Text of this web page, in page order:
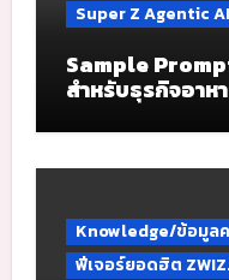
Super Z Agentic AI
Sample
สำหรับธุรกิจอาห
Knowledge/ข้อมูล
ฟีเจอร์ยอดฮิต